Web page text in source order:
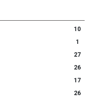
10
1
27
26
17
26